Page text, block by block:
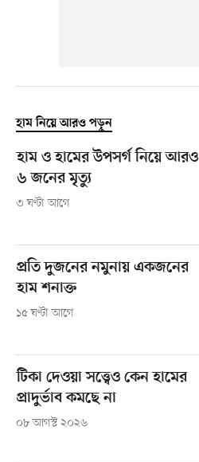
হাম নিয়ে আরও পড়ুন
হাম ও হামের উপসর্গ নিয়ে আরও
৬ জনের মৃত্যু
৩ ঘণ্টা আগে
প্রতি দুজনের নমুনায় একজনের
হাম শনাক্ত
১৫ ঘণ্টা আগে
টিকা দেওয়া সত্ত্বেও কেন হামের
প্রাদুর্ভাব কমছে না
০৮ আগস্ট ২০২৬